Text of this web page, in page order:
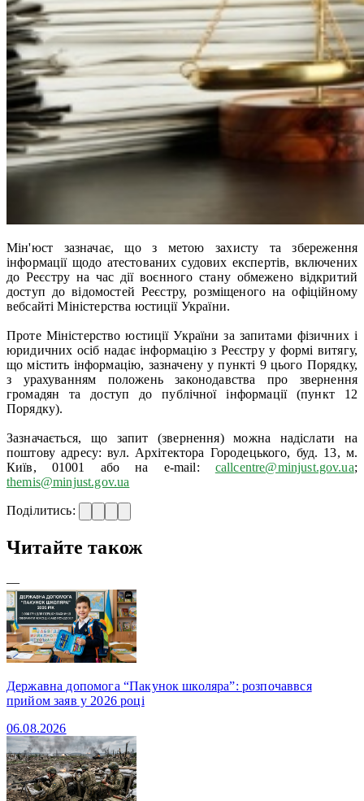
Мін'юст зазначає, що з метою захисту та збереження
інформації щодо атестованих судових експертів, включених
до Реєстру на час дії воєнного стану обмежено відкритий
доступ до відомостей Реєстру, розміщеного на офіційному
вебсайті Міністерства юстиції України.
Проте Міністерство юстиції України за запитами фізичних і
юридичних осіб надає інформацію з Реєстру у формі витягу,
що містить інформацію, зазначену у пункті 9 цього Порядку,
з урахуванням положень законодавства про звернення
громадян та доступ до публічної інформації (пункт 12
Порядку).
Зазначається, що запит (звернення) можна надіслати на
поштову адресу: вул. Архітектора Городецького, буд. 13, м.
Київ, 01001 або на е-mail: callcentre@minjust.gov.ua;
themis@minjust.gov.ua
Поділитись:
Читайте також
—
Державна допомога “Пакунок школяра”: розпочаввся
прийом заяв у 2026 році
06.08.2026